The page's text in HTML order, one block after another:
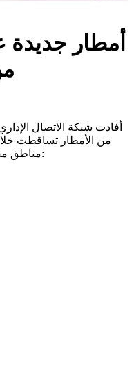
أمطار
أفادت شبكة الاتصال
من الأمطار تساقطت
مناطق مختلفة من البلاد، وذلك على النحو التالي: